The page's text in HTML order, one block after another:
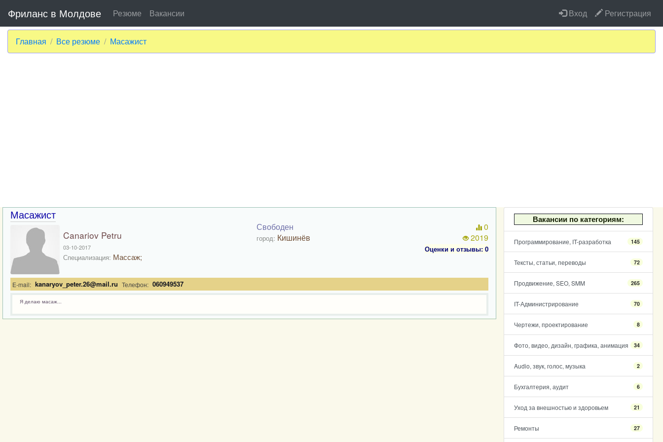
Фриланс в Молдове Резюме Вакансии Вход Регистрация
Главная Все резюме Масажист
Вакансии по категориям:
Программирование, IT-разработка 145
Тексты, статьи, переводы 72
Продвижение, SEO, SMM 265
IT-Администрирование 70
Чертежи, проектирование 8
Фото, видео, дизайн, графика, анимация 34
Audio, звук, голос, музыка 2
Бухгалтерия, аудит 6
Уход за внешностью и здоровьем 21
Ремонты 27
Масажист
Canariov Petru
03-10-2017
Специализация: Массаж;
Свободен
город: Кишинёв
0
2019
Оценки и отзывы: 0
E-mail: kanaryov_peter.26@mail.ru Телефон: 060949537
Я делаю масаж...